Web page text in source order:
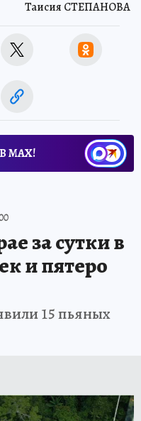
Таисия СТЕПАНОВА
МАХ!
за сутки в
и пятеро
15 пьяных